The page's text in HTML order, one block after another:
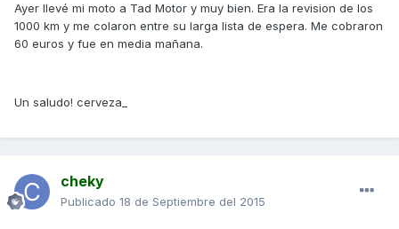
Ayer llevé mi moto a Tad Motor y muy bien. Era la revision de los
1000 km y me colaron entre su larga lista de espera. Me cobraron
60 euros y fue en media mañana.
Un saludo! cerveza_
cheky
Publicado 18 de Septiembre del 2015